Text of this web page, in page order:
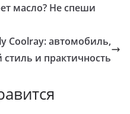
масло? Не спеши
Coolray: автомобиль,
и практичность